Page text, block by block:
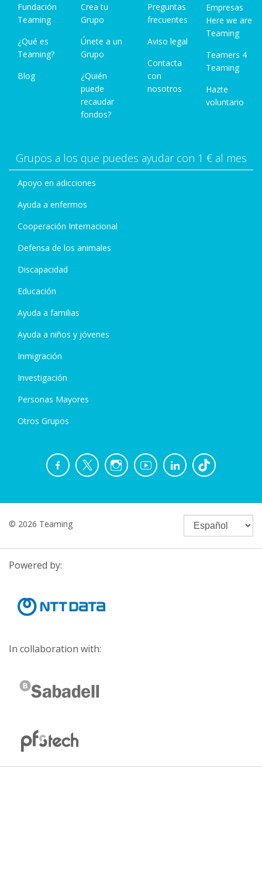
"Alegría en Etiopía" no es solo un testimonio de
trabajo humanitario, sino una celebración de la
humanidad compartida, la resiliencia y la
capacidad del amor para superar cualquier
barrera. Iñaki transmite un mensaje
esperanzador: incluso en los contextos más
difíciles, siempre hay lugar para la alegría, la
solidaridad y la transformación positiva.
de la empatía en el día a día.
Fundación
Teaming
¿Qué es
Teaming?
Blog
Crea tu
Grupo
Únete a un
Grupo
¿Quién
puede
recaudar
fondos?
Preguntas
frecuentes
Aviso legal
Contacta
con
nosotros
Empresas
Here we are
Teaming
Teamers 4
Teaming
Hazte
voluntario
Grupos a los que puedes ayudar con 1 € al mes
Apoyo en adicciones
Ayuda a enfermos
Cooperación Internacional
Defensa de los animales
Discapacidad
Educación
Ayuda a familias
Ayuda a niños y jóvenes
Inmigración
Investigación
Personas Mayores
Otros Grupos
© 2026 Teaming
Powered by:
In collaboration with: